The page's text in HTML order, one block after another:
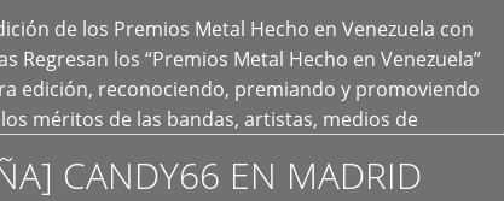
de los Premios Metal Hecho en Venezuela con
Regresan los “Premios Metal Hecho en Venezuela”
edición, reconociendo, premiando y promoviendo
méritos de las bandas, artistas, medios de
tendencias del metal y […]
CANDY66 EN MADRID